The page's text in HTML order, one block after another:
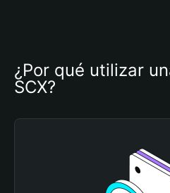
¿Por qué utilizar
SCX?